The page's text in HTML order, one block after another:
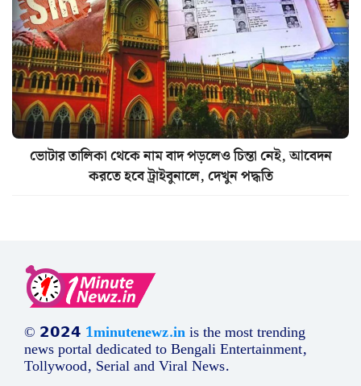
ভোটার তালিকা থেকে নাম বাদ পড়লেও চিন্তা নেই, আবেদন
করতে হবে ট্রাইবুনালে, দেখুন পদ্ধতি
© 𝟮𝟬𝟮𝟰 1minutenewz.inis the most trending
news portal dedicated to Bengali Entertainment,
Tollywood, Serial and Viral News.